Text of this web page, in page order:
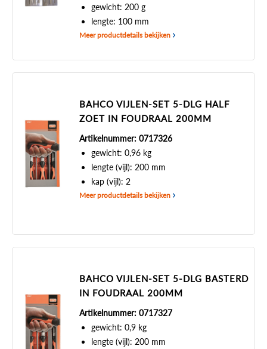
gewicht: 200 g
lengte: 100 mm
Meer productdetails bekijken
BAHCO VIJLEN-SET 5-DLG HALF
ZOET IN FOUDRAAL 200MM
Artikelnummer: 0717326
gewicht: 0,96 kg
lengte (vijl): 200 mm
kap (vijl): 2
Meer productdetails bekijken
BAHCO VIJLEN-SET 5-DLG BASTERD
IN FOUDRAAL 200MM
Artikelnummer: 0717327
gewicht: 0,9 kg
lengte (vijl): 200 mm